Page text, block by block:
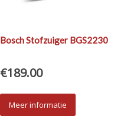
Bosch Stofzuiger BGS2230
€189.00
Meer informatie